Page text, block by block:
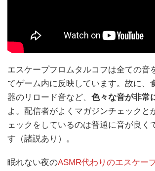
エスケープフロムタルコフは全ての音
てゲーム内に反映しています。故に、
器のリロード音など、 色々な音が非常
よ。配信者がよくマガジンチェックと
ェックをしているのは普通に音が良く
す（諸説あり）。
眠れない夜のASMR代わりのエスケー